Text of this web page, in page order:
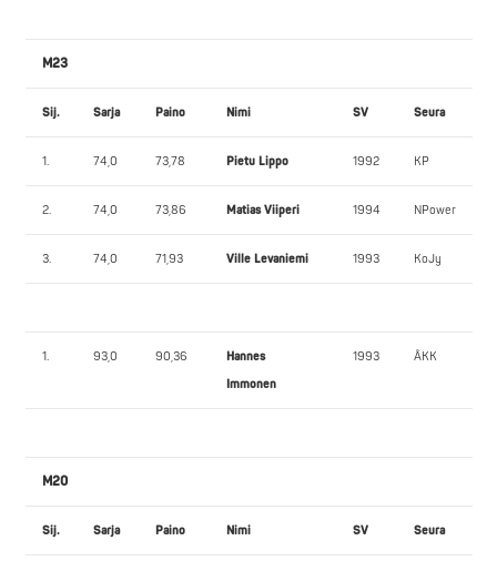
M23
Sij. Sarja Paino Nimi SV Seura
1. 74,0 73,78 Pietu Lippo 1992 KP
2. 74,0 73,86 Matias Viiperi 1994 NPower
3. 74,0 71,93 Ville Levaniemi 1993 KoJy
1. 93,0 90,36
Hannes
Immonen
1993 ÅKK
M20
Sij. Sarja Paino Nimi SV Seura